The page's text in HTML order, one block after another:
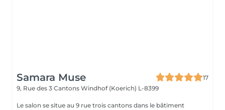
Samara Muse
17
9, Rue des 3 Cantons Windhof (Koerich) L-8399
Le salon se situe au 9 rue trois cantons dans le bâtiment